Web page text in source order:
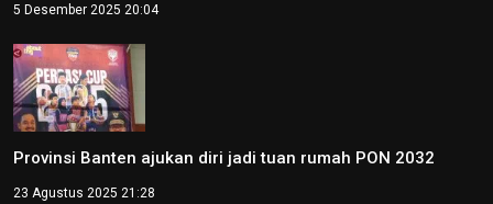
5 Desember 2025 20:04
Provinsi Banten ajukan diri jadi tuan rumah PON 2032
23 Agustus 2025 21:28